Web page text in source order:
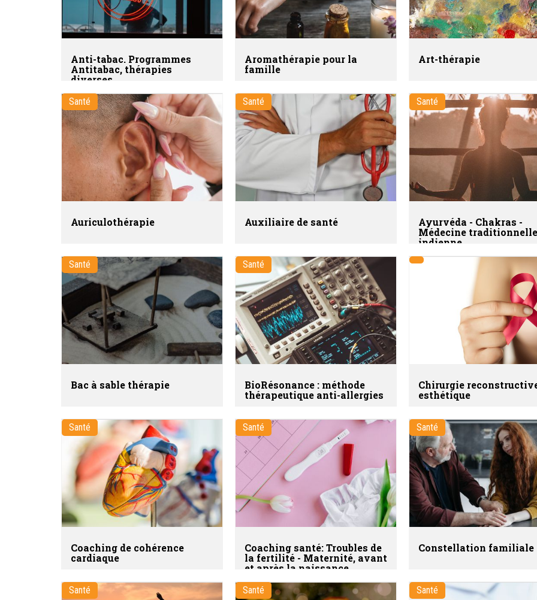
Anti-tabac. Programmes
Antitabac, thérapies
diverses
Aromathérapie pour la
famille
Art-thérapie
Santé
Auriculothérapie
Santé
Auxiliaire de santé
Santé
Ayurvéda - Chakras -
Médecine traditionnelle
indienne
Santé
Bac à sable thérapie
Santé
BioRésonance : méthode
thérapeutique anti-allergies
Chirurgie
esthétique
Santé
Coaching de cohérence
cardiaque
Santé
Coaching santé: Troubles de
la fertilité - Maternité, avant
et après la naissance
Santé
Constellation familiale
Santé Santé Santé